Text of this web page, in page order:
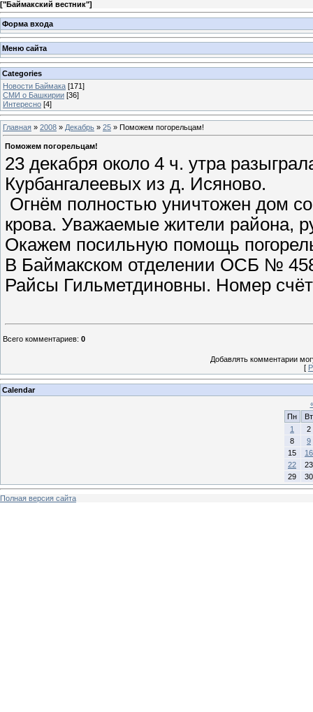
["Баймакский вестник"]
Форма входа
Меню сайта
Categories
Новости Баймака [171]
СМИ о Башкирии [36]
Интересно [4]
Главная » 2008 » Декабрь » 25 » Поможем погорельцам!
Поможем погорельцам!
23 декабря около 4 ч. утра
Курбангалеевых из д. Исяново.
Огнём полностью уничтожен дом
крова. Уважаемые жители района,
Окажем посильную помощь
В Баймакском отделении ОСБ №
Райсы Гильметдиновны. Номер
Всего комментариев: 0
Добавлять комментарии
[
Calendar
Пн
Вт
1
2
8
9
15
16
22
23
29
30
Полная версия сайта